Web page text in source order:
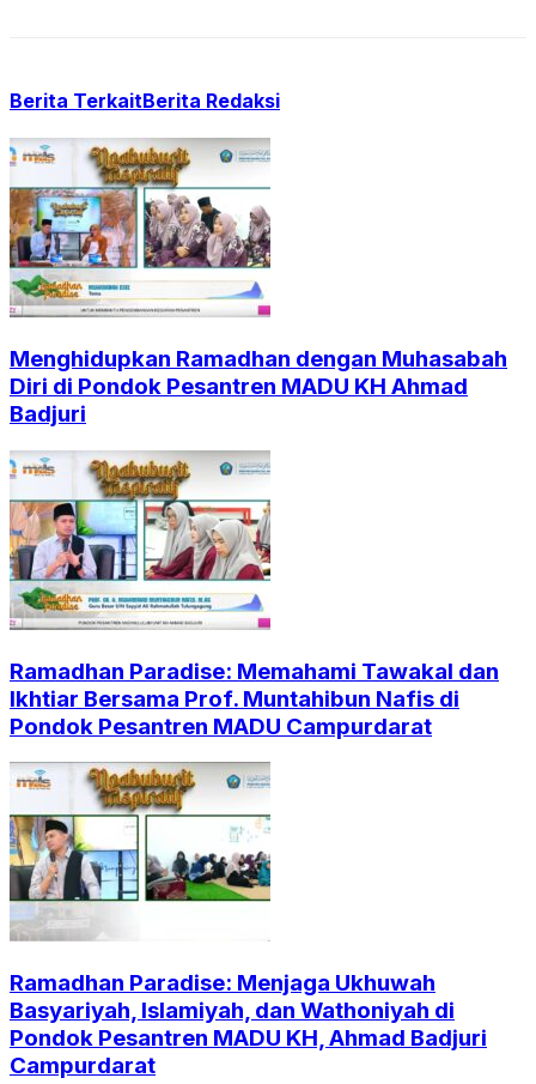
Berita TerkaitBerita Redaksi
Menghidupkan Ramadhan dengan Muhasabah
Diri di Pondok Pesantren MADU KH Ahmad
Badjuri
Ramadhan Paradise: Memahami Tawakal dan
Ikhtiar Bersama Prof. Muntahibun Nafis di
Pondok Pesantren MADU Campurdarat
Ramadhan Paradise: Menjaga Ukhuwah
Basyariyah, Islamiyah, dan Wathoniyah di
Pondok Pesantren MADU KH, Ahmad Badjuri
Campurdarat